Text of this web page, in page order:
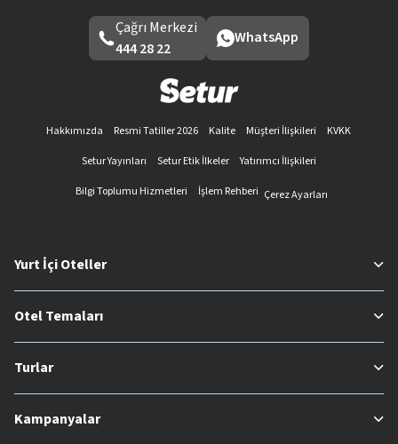
Çağrı Merkezi
444 28 22
WhatsApp
Hakkımızda Resmi Tatiller 2026 Kalite Müşteri İlişkileri
KVKK
Setur Yayınları
Setur Etik İlkeler
Yatırımcı İlişkileri
Bilgi Toplumu Hizmetleri
İşlem Rehberi Çerez Ayarları
Yurt İçi Oteller
Otel Temaları
Turlar
Kampanyalar